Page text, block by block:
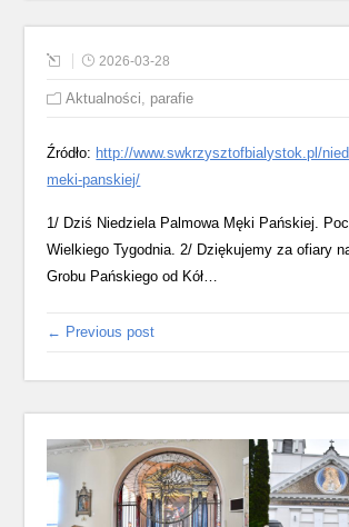
2026-03-28
Aktualności, parafie
Źródło: http://www.swkrzysztofbialystok.pl/
meki-panskiej/
1/ Dziś Niedziela Palmowa Męki Pańskiej.
Wielkiego Tygodnia. 2/ Dziękujemy za ofiary
Grobu Pańskiego od Kół…
← Previous post